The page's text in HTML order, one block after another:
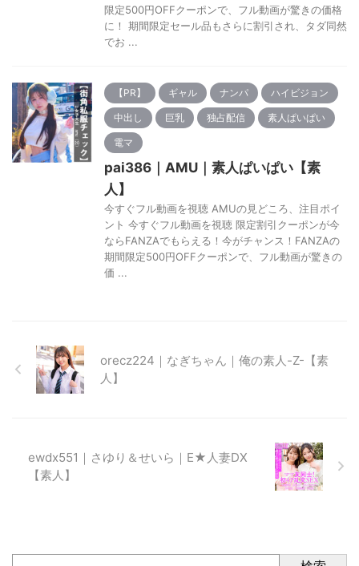
限定500円OFFクーポンで、フル動画が驚きの価格
に！ 期間限定セール品もさらに割引され、タダ同然
でお ...
【PR】 ギャル ナンパ ハイビジョン
中出し 巨乳 独占配信 素人ぱいぱい
電マ
pai386｜AMU｜素人ぱいぱい【素
人】
今すぐフル動画を視聴 AMUの見どころ、注目ポイ
ント 今すぐフル動画を視聴 限定割引クーポンが今
ならFANZAでもらえる！今がチャンス！FANZAの
期間限定500円OFFクーポンで、フル動画が驚きの
価 ...
orecz224｜なぎちゃん｜俺の素人-Z-【素
人】
ewdx551｜さゆり＆せいら｜E★人妻DX
【素人】